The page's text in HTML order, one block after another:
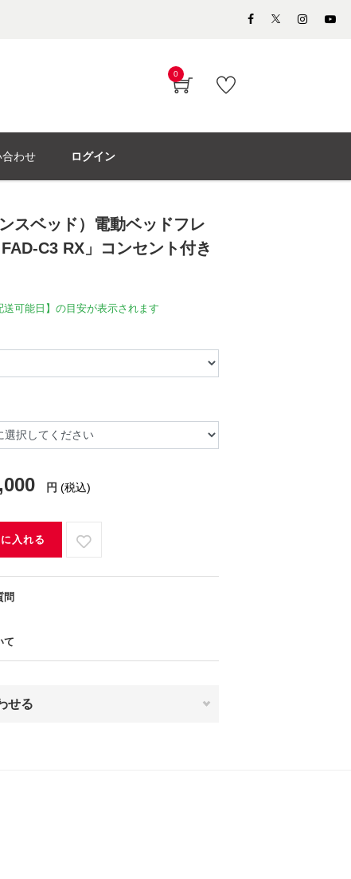
0
合わせ ログイン
スベッド）電動ベッドフレ
C3 RX」コンセント付き
可能日】の目安が表示されます
円 (税込)
入れる
問
て
せる